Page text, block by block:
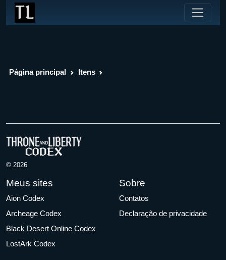
Página principal Itens
© 2026
Meus sites
Aion Codex
Archeage Codex
Black Desert Online Codex
LostArk Codex
Sobre
Contatos
Declaração de privacidade